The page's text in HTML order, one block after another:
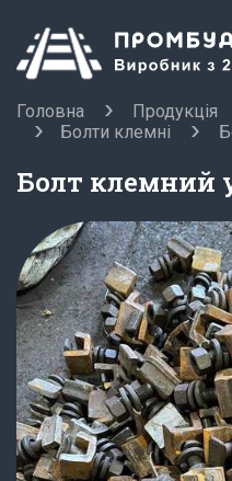
Головна Продукція
Болти клемні
Болт клемний